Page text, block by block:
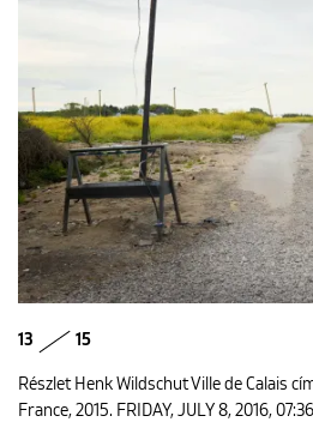
13 15
Részlet Henk Wildschut Ville de Calais
France, 2015. FRIDAY, JULY 8, 2016,